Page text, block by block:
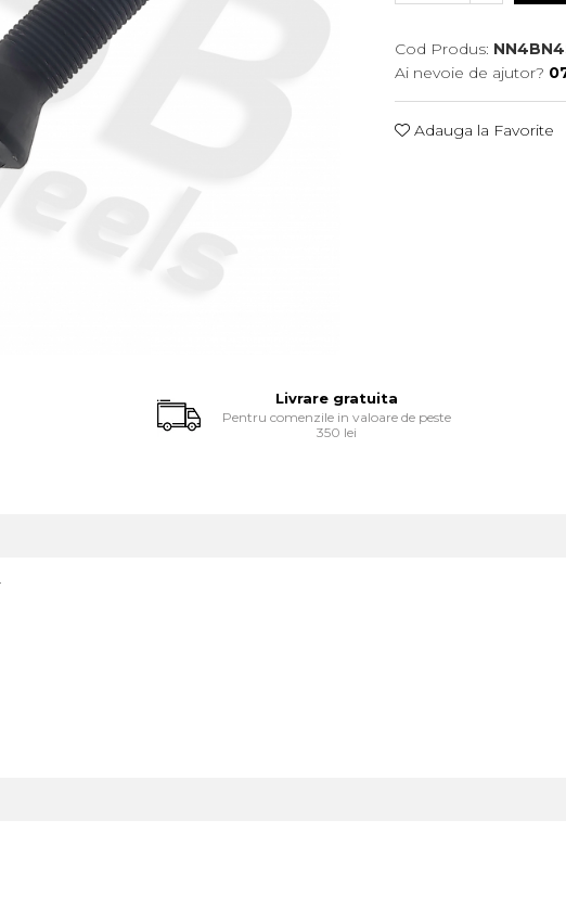
Cod Produs:
Ai nevoie de ajutor?
Adauga la Favorite
Livrare gratuita
Pentru comenzile in valoare de peste
350 lei